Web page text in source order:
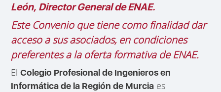
León, Director General de ENAE.
Este Convenio que tiene como finalidad dar
acceso a sus asociados, en condiciones
preferentes a la oferta formativa de ENAE.
ElColegio Profesional de Ingenieros en
Informática de la Región de Murcia es